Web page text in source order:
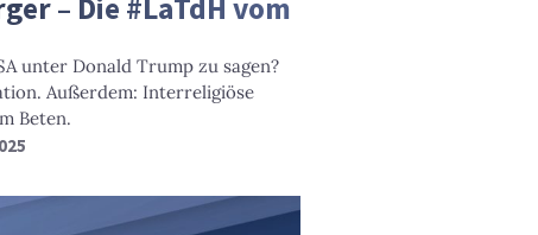
– Die #LaTdH vom
unter Donald Trump zu sagen?
Außerdem: Interreligiöse
Beten.